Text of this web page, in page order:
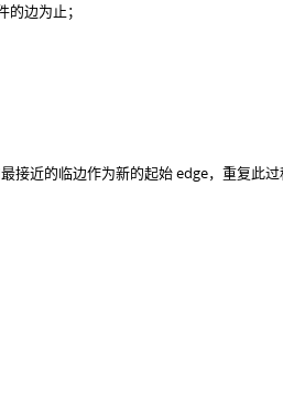
边为止；
接近的临边作为新的起始 edge，重复此